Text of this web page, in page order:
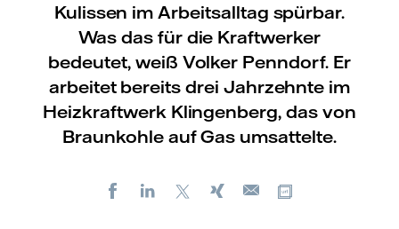
Kulissen im Arbeitsalltag spürbar.
Was das für die Kraftwerker
bedeutet, weiß Volker Penndorf. Er
arbeitet bereits drei Jahrzehnte im
Heizkraftwerk Klingenberg, das von
Braunkohle auf Gas umsattelte.
FacebookLinkedIn Xing
E-